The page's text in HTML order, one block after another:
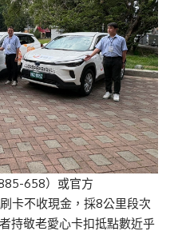
658）或官方
卡不收現金，採8公里段次
持敬老愛心卡扣抵點數近乎